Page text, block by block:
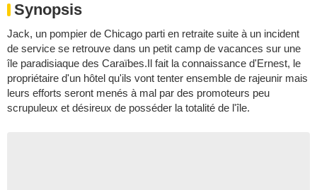
Synopsis
Jack, un pompier de Chicago parti en retraite suite à un incident
de service se retrouve dans un petit camp de vacances sur une
île paradisiaque des Caraïbes.Il fait la connaissance d'Ernest, le
propriétaire d'un hôtel qu'ils vont tenter ensemble de rajeunir mais
leurs efforts seront menés à mal par des promoteurs peu
scrupuleux et désireux de posséder la totalité de l'île.